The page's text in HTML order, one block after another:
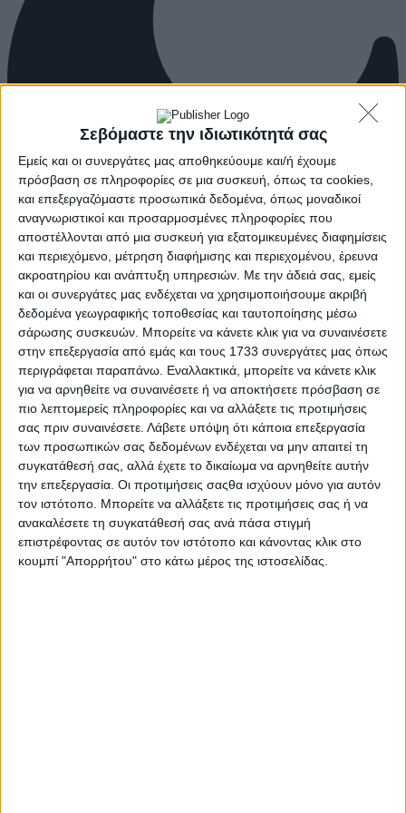
Σεβόμαστε την ιδιωτικότητά σας
Εμείς και οι συνεργάτες μας αποθηκεύουμε και/ή έχουμε
πρόσβαση σε πληροφορίες σε μια συσκευή, όπως τα cookies,
και επεξεργαζόμαστε προσωπικά δεδομένα, όπως μοναδικοί
αναγνωριστικοί και προσαρμοσμένες πληροφορίες που
αποστέλλονται από μια συσκευή για εξατομικευμένες διαφημίσεις
και περιεχόμενο, μέτρηση διαφήμισης και περιεχομένου, έρευνα
ακροατηρίου και ανάπτυξη υπηρεσιών. Με την άδειά σας, εμείς
και οι συνεργάτες μας ενδέχεται να χρησιμοποιήσουμε ακριβή
δεδομένα γεωγραφικής τοποθεσίας και ταυτοποίησης μέσω
σάρωσης συσκευών. Μπορείτε να κάνετε κλικ για να συναινέσετε
στην επεξεργασία από εμάς και τους 1733 συνεργάτες μας όπως
περιγράφεται παραπάνω. Εναλλακτικά, μπορείτε να κάνετε κλικ
για να αρνηθείτε να συναινέσετε ή να αποκτήσετε πρόσβαση σε
πιο λεπτομερείς πληροφορίες και να αλλάξετε τις προτιμήσεις
σας πριν συναινέσετε. Λάβετε υπόψη ότι κάποια επεξεργασία
των προσωπικών σας δεδομένων ενδέχεται να μην απαιτεί τη
συγκατάθεσή σας, αλλά έχετε το δικαίωμα να αρνηθείτε αυτήν
την επεξεργασία. Οι προτιμήσεις σαςθα ισχύουν μόνο για αυτόν
τον ιστότοπο. Μπορείτε να αλλάξετε τις προτιμήσεις σας ή να
ανακαλέσετε τη συγκατάθεσή σας ανά πάσα στιγμή
επιστρέφοντας σε αυτόν τον ιστότοπο και κάνοντας κλικ στο
κουμπί "Απορρήτου" στο κάτω μέρος της ιστοσελίδας.